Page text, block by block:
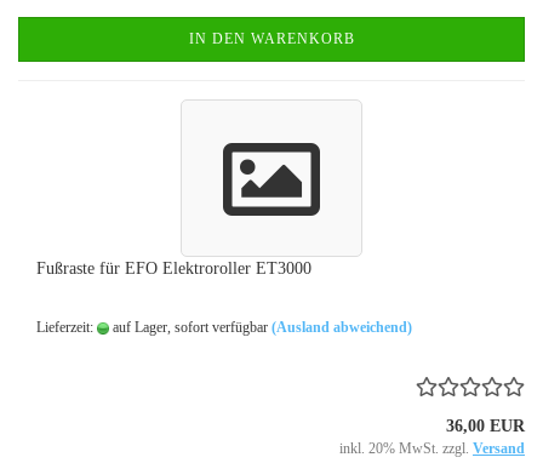
IN DEN WARENKORB
Fußraste für EFO Elektroroller ET3000
Lieferzeit: auf Lager, sofort verfügbar (Ausland abweichend)
36,00 EUR
inkl. 20% MwSt. zzgl. Versand